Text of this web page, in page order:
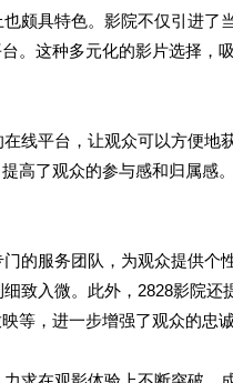
颇具特色。影院不仅引进了
。这种多元化的影片选择，
线平台，让观众可以方便地
高了观众的参与感和归属感
的服务团队，为观众提供个
致入微。此外，2828影院
等，进一步增强了观众的忠诚